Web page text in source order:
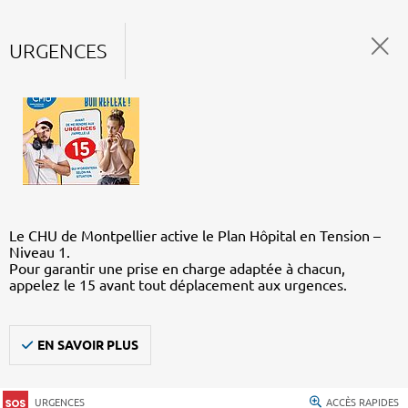
URGENCES
Le CHU de Montpellier active le Plan Hôpital en Tension –
Niveau 1.
Pour garantir une prise en charge adaptée à chacun,
appelez le 15 avant tout déplacement aux urgences.
EN SAVOIR PLUS
URGENCES ACCÈS RAPIDES